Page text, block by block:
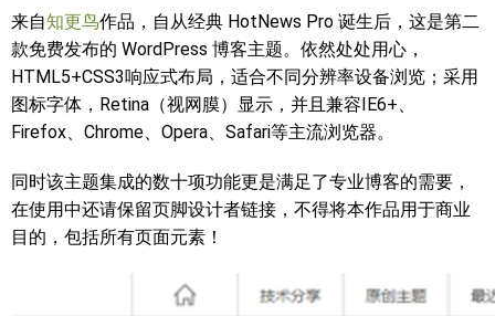
来自知更鸟作品，自从经典 HotNews Pro 诞生后，这是第二
款免费发布的 WordPress 博客主题。依然处处用心，
HTML5+CSS3响应式布局，适合不同分辨率设备浏览；采用
图标字体，Retina（视网膜）显示，并且兼容IE6+、
Firefox、Chrome、Opera、Safari等主流浏览器。
同时该主题集成的数十项功能更是满足了专业博客的需要，
在使用中还请保留页脚设计者链接，不得将本作品用于商业
目的，包括所有页面元素！